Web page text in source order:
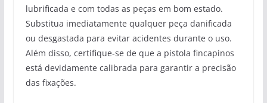
lubrificada e com todas as peças em bom estado.
Substitua imediatamente qualquer peça danificada
ou desgastada para evitar acidentes durante o uso.
Além disso, certifique-se de que a pistola fincapinos
está devidamente calibrada para garantir a precisão
das fixações.